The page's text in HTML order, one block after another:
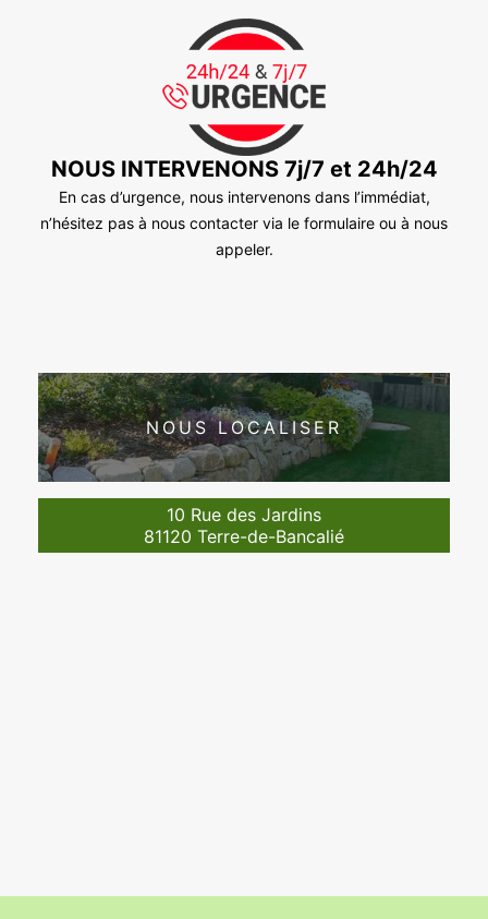
NOUS INTERVENONS 7j/7 et 24h/24
En cas d’urgence, nous intervenons dans l’immédiat,
n’hésitez pas à nous contacter via le formulaire ou à nous
appeler.
NOUS LOCALISER
10 Rue des Jardins
81120 Terre-de-Bancalié